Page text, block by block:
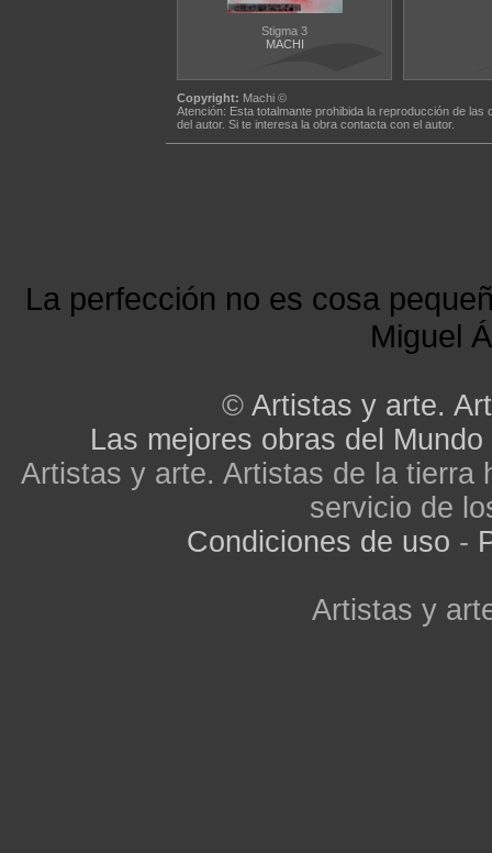
Stigma 3
MACHI
Copyright: Machi ©
Atención: Esta totalmante prohibida la reproducción de
del autor. Si te interesa la obra contacta con el autor.
La perfección no es cosa
Miguel
© Artistas y arte.
Las mejores obras del Mundo
Artistas y arte. Artistas de la tierra
servicio de
Condiciones de uso -
Artistas y